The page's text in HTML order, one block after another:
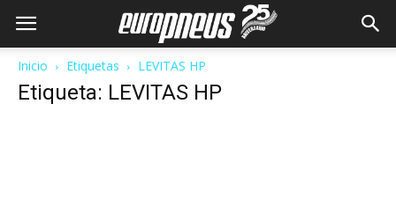
Inicio Etiquetas LEVITAS HP
Etiqueta: LEVITAS HP